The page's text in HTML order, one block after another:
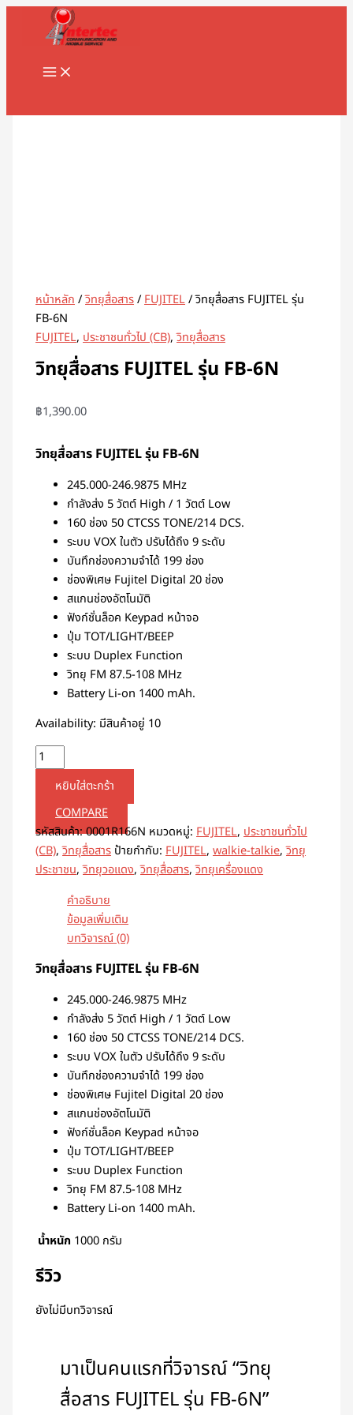
Skip
MAIN
MENU
หน้าหลัก/วิทยุสื่อสาร/FUJITEL/ วิทยุสื่อสาร FUJITEL รุ่น
FB-6N
FUJITEL,ประชาชนทั่วไป (CB),วิทยุสื่อสาร
วิทยุสื่อสาร FUJITEL รุ่น FB-6N
฿1,390.00
วิทยุสื่อสาร FUJITEL รุ่น FB-6N
245.000-246.9875 MHz
กำลังส่ง 5 วัตต์ High / 1 วัตต์ Low
160 ช่อง 50 CTCSS TONE/214 DCS.
ระบบ VOX ในตัว ปรับได้ถึง 9 ระดับ
บันทึกช่องความจำได้ 199 ช่อง
ช่องพิเศษ Fujitel Digital 20 ช่อง
สแกนช่องอัตโนมัติ
ฟังก์ชั่นล็อค Keypad หน้าจอ
ปุ่ม TOT/LIGHT/BEEP
ระบบ Duplex Function
วิทยุ FM 87.5-108 MHz
Battery Li-on 1400 mAh.
Availability: มีสินค้าอยู่ 10
จำนวน
วิทยุ
สื่อสาร
FUJITEL
หยิบใส่ตะกร้า
COMPARE
รหัสสินค้า:0001R166N หมวดหมู่:FUJITEL,ประชาชนทั่วไป
(CB),วิทยุสื่อสาร ป้ายกำกับ:FUJITEL,walkie-talkie,วิทยุ
ประชาชน,วิทยุวอแดง,วิทยุสื่อสาร,วิทยุเครื่องแดง
คำอธิบาย
ข้อมูลเพิ่มเติม
บทวิจารณ์ (0)
วิทยุสื่อสาร FUJITEL รุ่น FB-6N
245.000-246.9875 MHz
กำลังส่ง 5 วัตต์ High / 1 วัตต์ Low
160 ช่อง 50 CTCSS TONE/214 DCS.
ระบบ VOX ในตัว ปรับได้ถึง 9 ระดับ
บันทึกช่องความจำได้ 199 ช่อง
ช่องพิเศษ Fujitel Digital 20 ช่อง
สแกนช่องอัตโนมัติ
ฟังก์ชั่นล็อค Keypad หน้าจอ
ปุ่ม TOT/LIGHT/BEEP
ระบบ Duplex Function
วิทยุ FM 87.5-108 MHz
Battery Li-on 1400 mAh.
น้ำหนัก 1000 กรัม
รีวิว
ยังไม่มีบทวิจารณ์
มาเป็นคนแรกที่วิจารณ์ “วิทยุ
สื่อสาร FUJITEL รุ่น FB-6N”